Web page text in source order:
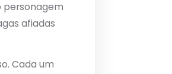
personagem
afiadas
Cada um